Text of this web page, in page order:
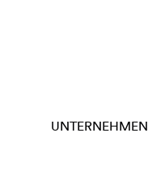
UNTERNEHMEN